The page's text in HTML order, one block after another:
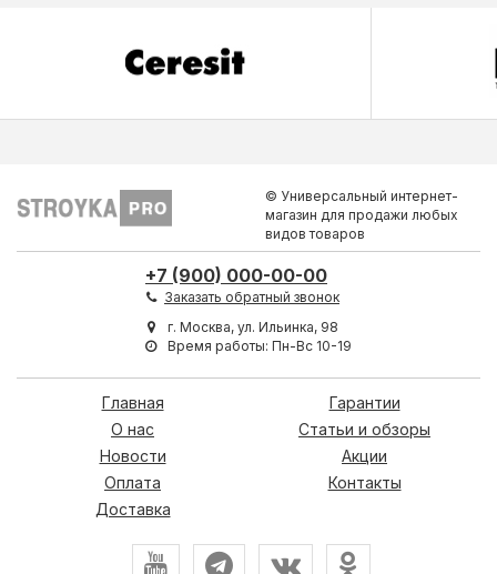
© Универсальный интернет-
магазин для продажи любых
видов товаров
+7 (900) 000-00-00
Заказать обратный звонок
г. Москва, ул. Ильинка, 98
Время работы: Пн-Вс 10-19
Главная
О нас
Новости
Оплата
Доставка
Гарантии
Статьи и обзоры
Акции
Контакты